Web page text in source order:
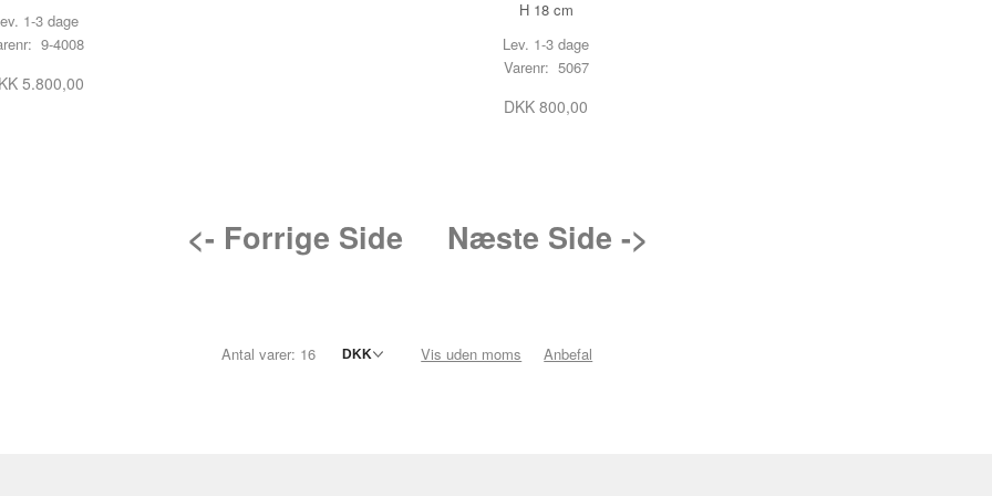
1-3 dage
9-4008
5.800,00
H 18 cm
Lev. 1-3 dage
Varenr: 5067
DKK 800,00
<- Forrige Side Næste Side ->
Antal varer: 16 Vis uden moms Anbefal